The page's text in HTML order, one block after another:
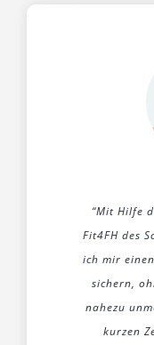
“Mit Hilfe
Fit4FH des
ich mir
sichern,
nahezu
kurzen
„Die
Programm
„I was lucky
the course
help I
his